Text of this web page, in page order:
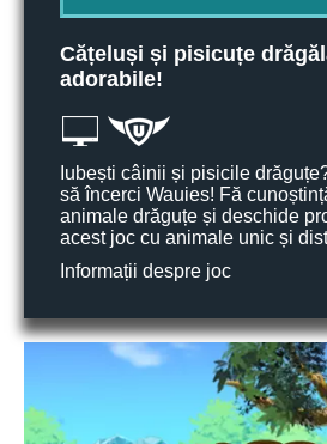
Cățeluși și pisicuțe
adorabile!
Iubești câinii și pisicile
să încerci Wauies! Fă
animale drăguțe și deschide
acest joc cu animale unic și
Informații despre joc